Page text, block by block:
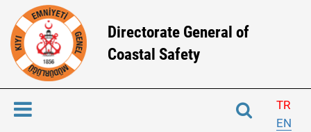
Directorate General of
Coastal Safety
TR
EN